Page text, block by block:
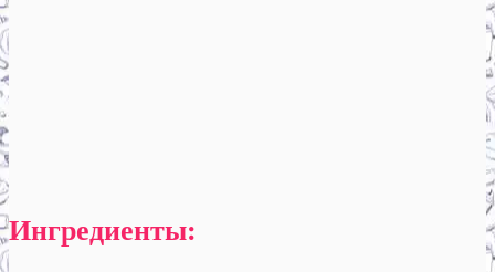
Ингредиенты: